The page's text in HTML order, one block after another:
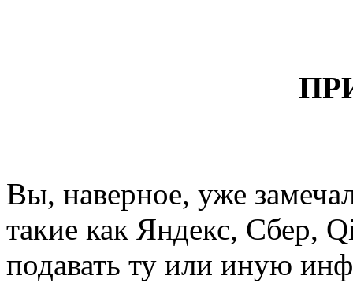
Вы, наверное, уже
такие как Яндекс, Сбер,
подавать ту или иную